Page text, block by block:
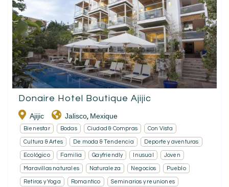
Donaire Hotel Boutique Ajijic
Ajijic Jalisco, Mexique
Bienestar Bodas Ciudad & Compras Con Vista
Cultura & Artes De moda & Tendencia Deporte y aventuras
Ecológico Familia Gayfriendly Inusual Joven
Maravillas naturales Naturaleza Negocios Pueblo
Retiros y Yoga Romantico Seminarios y reuniones